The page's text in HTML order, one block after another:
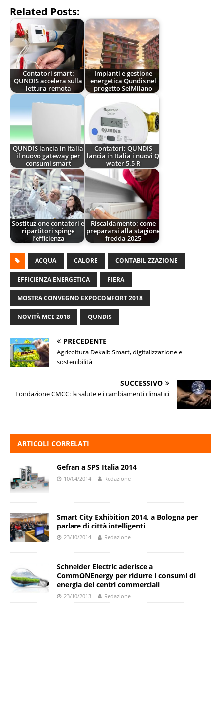
Related Posts:
Contatori smart:
QUNDIS accelera sulla
lettura remota
Impianti e gestione
energetica Qundis nel
progetto SeiMilano
QUNDIS lancia in Italia
il nuovo gateway per
consumi smart
Contatori: QUNDIS
lancia in Italia i nuovi Q
water 5.5 R
Sostituzione contatori e
ripartitori spinge
l’efficienza
Riscaldamento: come
prepararsi alla stagione
fredda 2025
ACQUA CALORE CONTABILIZZAZIONE
EFFICIENZA ENERGETICA FIERA
MOSTRA CONVEGNO EXPOCOMFORT 2018
NOVITÀ MCE 2018 QUNDIS
PRECEDENTE
Agricoltura Dekalb Smart, digitalizzazione e
sostenibilità
SUCCESSIVO
Fondazione CMCC: la salute e i cambiamenti climatici
ARTICOLI CORRELATI
Gefran a SPS Italia 2014
10/04/2014 Redazione
Smart City Exhibition 2014, a Bologna per
parlare di città intelligenti
23/10/2014 Redazione
Schneider Electric aderisce a
CommONEnergy per ridurre i consumi di
energia dei centri commerciali
23/10/2013 Redazione